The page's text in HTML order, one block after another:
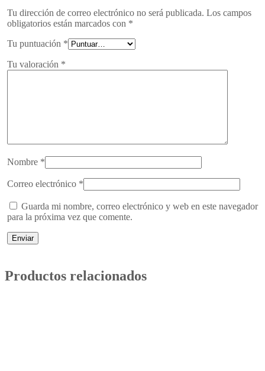
Tu dirección de correo electrónico no será publicada. Los campos
obligatorios están marcados con *
Tu puntuación *
Tu valoración *
Nombre *
Correo electrónico *
Guarda mi nombre, correo electrónico y web en este navegador
para la próxima vez que comente.
Productos relacionados